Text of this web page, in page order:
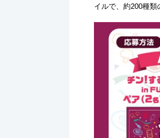
イルで、約200種類